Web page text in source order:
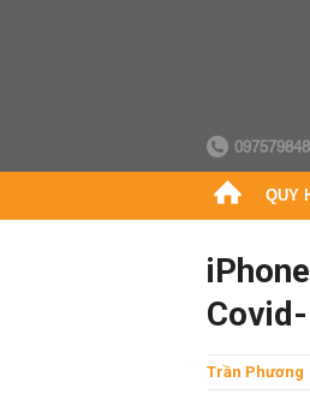
QUY
Trần Phương